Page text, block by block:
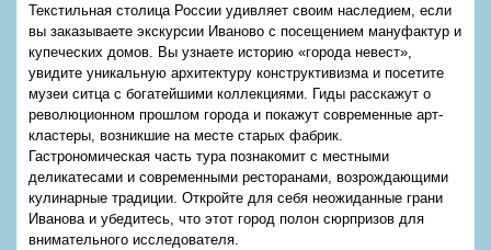
Текстильная столица России удивляет своим наследием, если
вы заказываете экскурсии Иваново с посещением мануфактур и
купеческих домов. Вы узнаете историю «города невест»,
увидите уникальную архитектуру конструктивизма и посетите
музеи ситца с богатейшими коллекциями. Гиды расскажут о
революционном прошлом города и покажут современные арт-
кластеры, возникшие на месте старых фабрик.
Гастрономическая часть тура познакомит с местными
деликатесами и современными ресторанами, возрождающими
кулинарные традиции. Откройте для себя неожиданные грани
Иванова и убедитесь, что этот город полон сюрпризов для
внимательного исследователя.